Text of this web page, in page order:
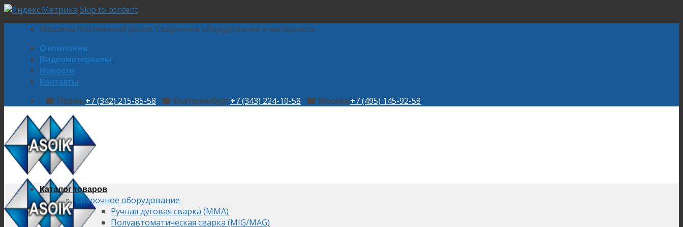
Skip to content
Машины плазменной резки. Сварочное оборудование и материалы.
О компании
Видеоматериалы
Новости
Контакты
☎ Пермь:+7 (342) 215-85-58 ☎ Екатеринбург:+7 (343) 224-10-58 ☎ Москва:+7 (495) 145-92-58
Каталог товаров
Сварочное оборудование
Ручная дуговая сварка (MMA)
Полуавтоматическая сварка (MIG/MAG)